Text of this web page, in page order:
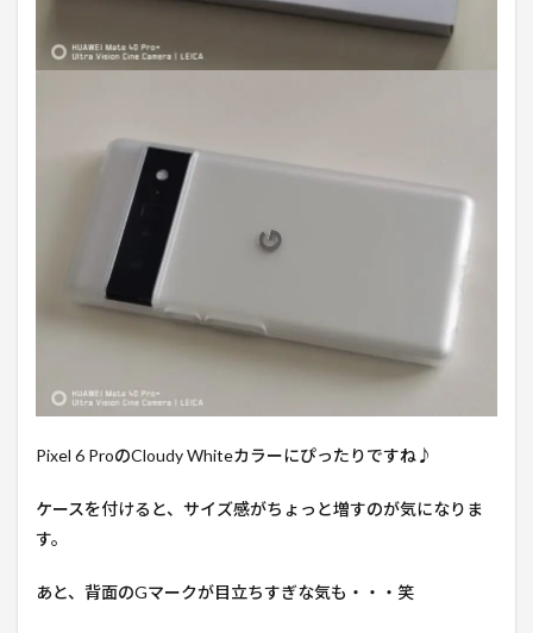
Pixel 6 ProのCloudy Whiteカラーにぴったりですね♪
ケースを付けると、サイズ感がちょっと増すのが気になりま
す。
あと、背面のGマークが目立ちすぎな気も・・・笑